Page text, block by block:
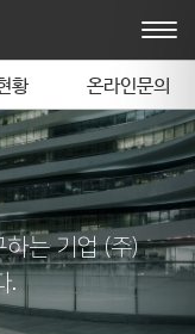
황 온라인문의
는 기업 (주)
.